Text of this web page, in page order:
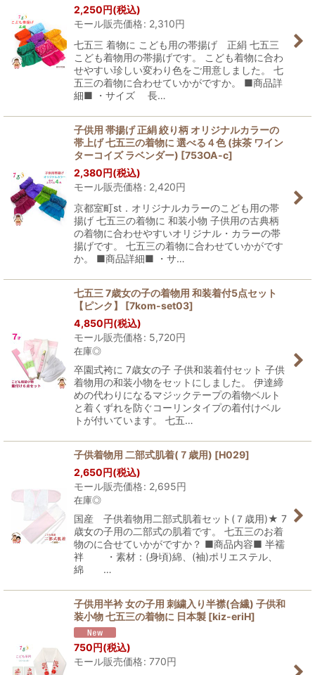
2,250円(税込)
モール販売価格: 2,310円
七五三 着物に こども用の帯揚げ 正絹 七五三
こども着物用の帯揚げです。 こども着物に合わ
せやすい珍しい変わり色をご用意しました。 七
五三の着物に合わせていかがですか。 ■商品詳
細■ ・サイズ 長…
子供用 帯揚げ 正絹 絞り柄 オリジナルカラーの
帯上げ 七五三の着物に 選べる４色 (抹茶 ワイン
ターコイズ ラベンダー) [753OA-c]
2,380円(税込)
モール販売価格: 2,420円
京都室町st．オリジナルカラーのこども用の帯
揚げ 七五三の着物に 和装小物 子供用の古典柄
の着物に合わせやすいオリジナル・カラーの帯
揚げです。 七五三の着物に合わせていかがです
か。 ■商品詳細■ ・サ…
七五三 7歳女の子の着物用 和装着付5点セット
【ピンク】
[7kom-set03]
4,850円(税込)
モール販売価格: 5,720円
在庫◎
卒園式袴に 7歳女の子 子供和装着付セット 子供
着物用の和装小物をセットにしました。 伊達締
めの代わりになるマジックテープの着物ベルト
と着くずれを防ぐコーリンタイプの着付けベル
トが付いています。 七五…
子供着物用 二部式肌着(７歳用) [H029]
2,650円(税込)
モール販売価格: 2,695円
在庫◎
国産 子供着物用二部式肌着セット(７歳用)★ 7
歳女の子用の二部式の肌着です。 七五三のお着
物のに合せていかがですか？ ■商品内容■ 半襦
袢 ・素材：(身頃)綿、(袖)ポリエステル、
綿 …
子供用半衿 女の子用 刺繍入り半襟(合繊) 子供和
装小物 七五三の着物に 日本製 [kiz-eriH]
750円(税込)
モール販売価格: 770円